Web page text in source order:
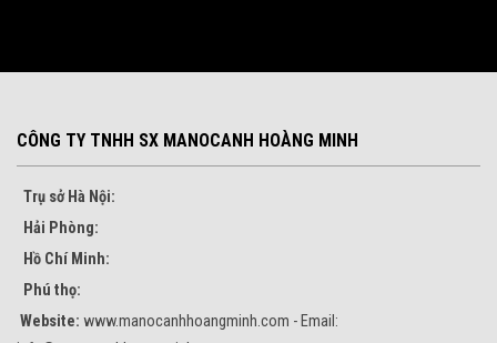
CÔNG TY TNHH SX MANOCANH HOÀNG MINH
Trụ sở Hà Nội:
Hải Phòng:
Hồ Chí Minh:
Phú thọ:
Website: www.manocanhhoangminh.com - Email: